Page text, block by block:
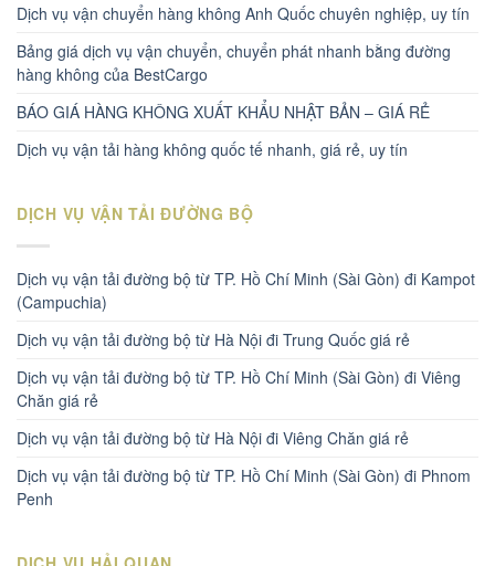
Dịch vụ vận chuyển hàng không Anh Quốc chuyên nghiệp, uy tín
Bảng giá dịch vụ vận chuyển, chuyển phát nhanh bằng đường
hàng không của BestCargo
BÁO GIÁ HÀNG KHÔNG XUẤT KHẨU NHẬT BẢN – GIÁ RẺ
Dịch vụ vận tải hàng không quốc tế nhanh, giá rẻ, uy tín
DỊCH VỤ VẬN TẢI ĐƯỜNG BỘ
Dịch vụ vận tải đường bộ từ TP. Hồ Chí Minh (Sài Gòn) đi Kampot
(Campuchia)
Dịch vụ vận tải đường bộ từ Hà Nội đi Trung Quốc giá rẻ
Dịch vụ vận tải đường bộ từ TP. Hồ Chí Minh (Sài Gòn) đi Viêng
Chăn giá rẻ
Dịch vụ vận tải đường bộ từ Hà Nội đi Viêng Chăn giá rẻ
Dịch vụ vận tải đường bộ từ TP. Hồ Chí Minh (Sài Gòn) đi Phnom
Penh